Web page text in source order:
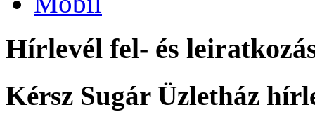
Hírlevél fel- és
Kérsz Sugár Üzletház